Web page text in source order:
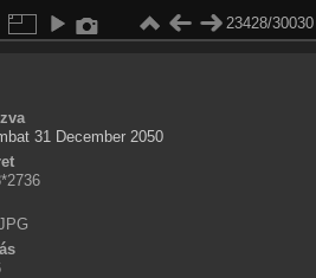
23428/30030
31 December 2050